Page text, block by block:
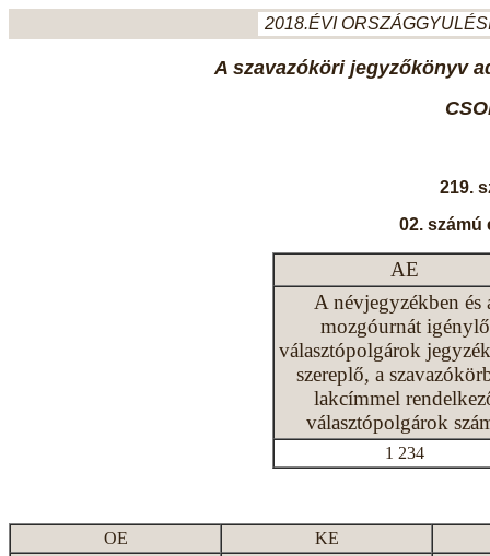
2018.ÉVI
A szavazóköri jegyzőkönyv
219.
02. számú
AE
A névjegyzékben és
mozgóurnát igénylő
választópolgárok
szereplő, a
lakcímmel
választópolgárok
1 234
OE
KE